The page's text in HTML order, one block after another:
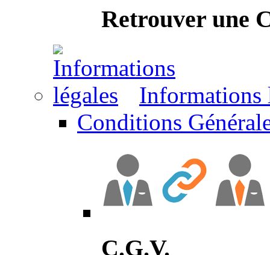
Retrouver une
Informations
Conditions
C.G.V.